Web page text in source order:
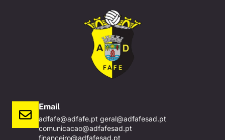
Email
adfafe@adfafe.pt geral@adfafesad.pt
comunicacao@adfafesad.pt
financeiro@adfafesad.pt